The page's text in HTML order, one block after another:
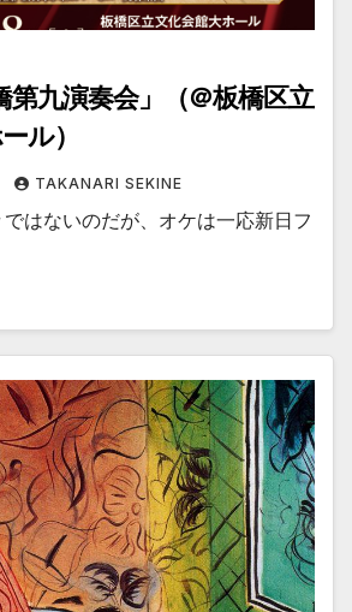
第九演奏会」（＠板橋区立
ル）
TAKANARI SEKINE
はないのだが、オケは一応新日フ